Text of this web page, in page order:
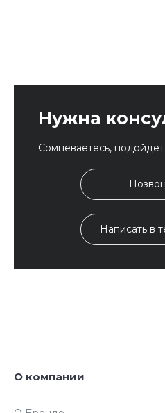
Нужна
Сомневаетесь,
Написать в
О компании